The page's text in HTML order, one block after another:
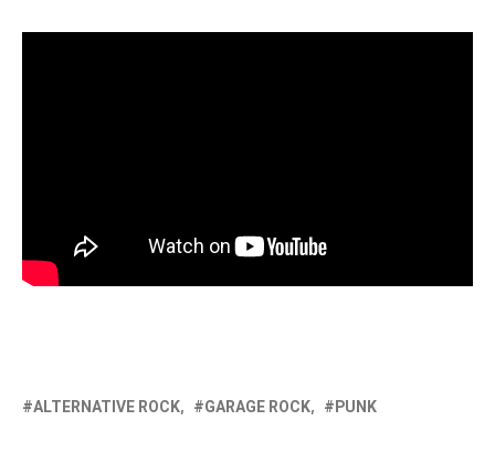
ALTERNATIVE ROCK GARAGE ROCK PUNK